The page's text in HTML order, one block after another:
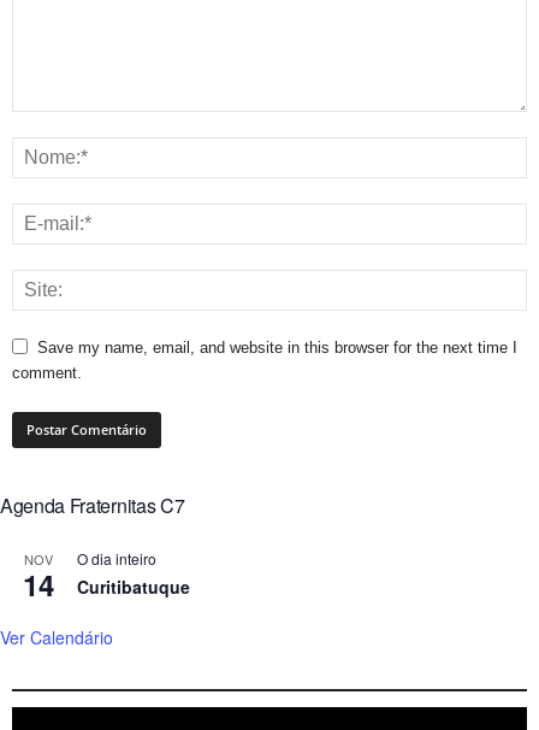
Save my name, email, and website in this browser for the next time I
comment.
Agenda Fraternitas C7
NOV
14
O dia inteiro
Curitibatuque
Ver Calendário